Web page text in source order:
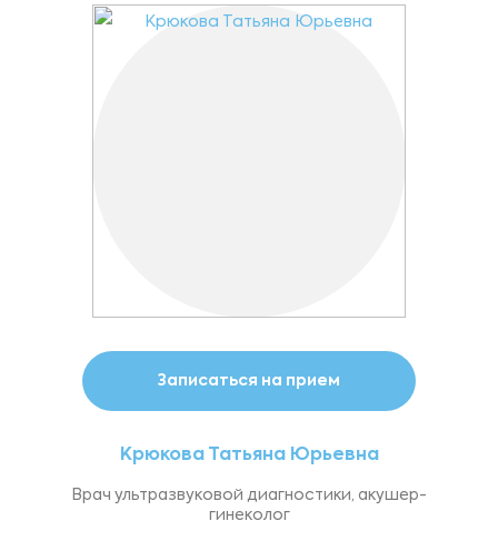
Записаться на прием
Крюкова Татьяна Юрьевна
Врач ультразвуковой диагностики, акушер-
гинеколог